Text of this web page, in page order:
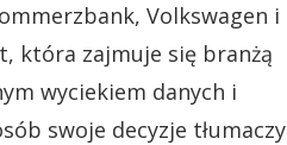
Volkswagen i
która zajmuje się branżą
wyciekiem danych i
swoje decyzje tłumaczy